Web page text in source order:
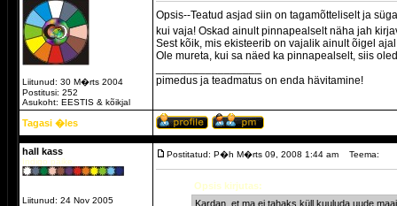
Liitunud: 30 M�rts 2004
Postitusi: 252
Asukoht: EESTIS & kõikjal
Opsis--Teatud asjad siin on tagamõtteliselt ja
kui vaja! Oskad ainult pinnapealselt näha jah
Sest kõik, mis ekisteerib on vajalik ainult õigel
Ole mureta, kui sa näed ka pinnapealselt, siis
pimedus ja teadmatus on enda hävitamine!
Tagasi �les
hall kass
Indigo päike.
Liitunud: 24 Nov 2005
Postitatud: P�h M�rts 09, 2008 1:44 am Teema:
Opsis kirjutas:
Kardan, et ma ei tahaks küll kuuluda uude